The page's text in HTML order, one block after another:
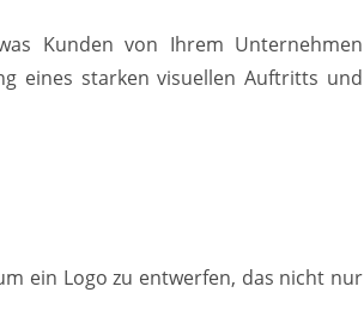
Kunden von Ihrem Unternehmen
eines starken visuellen Auftritts und
ein Logo zu entwerfen, das nicht nur